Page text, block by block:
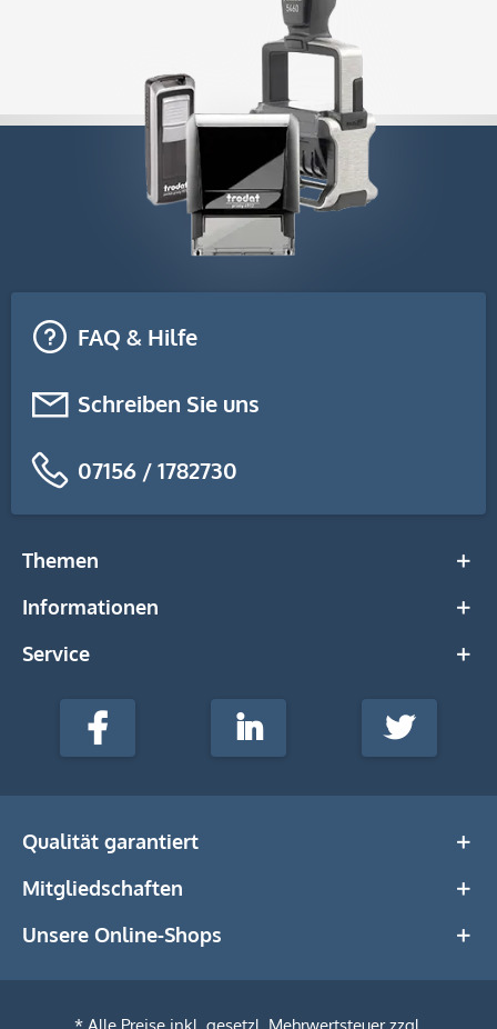
FAQ & Hilfe
Schreiben Sie uns
07156 / 1782730
Themen
Informationen
Service
stempel-
Media
Facebook LinkedIn Twitter
Qualität garantiert
Mitgliedschaften
Unsere Online-Shops